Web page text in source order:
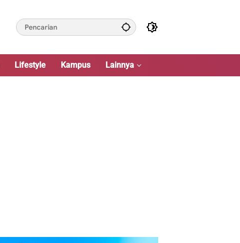
Lifestyle Kampus Lainnya